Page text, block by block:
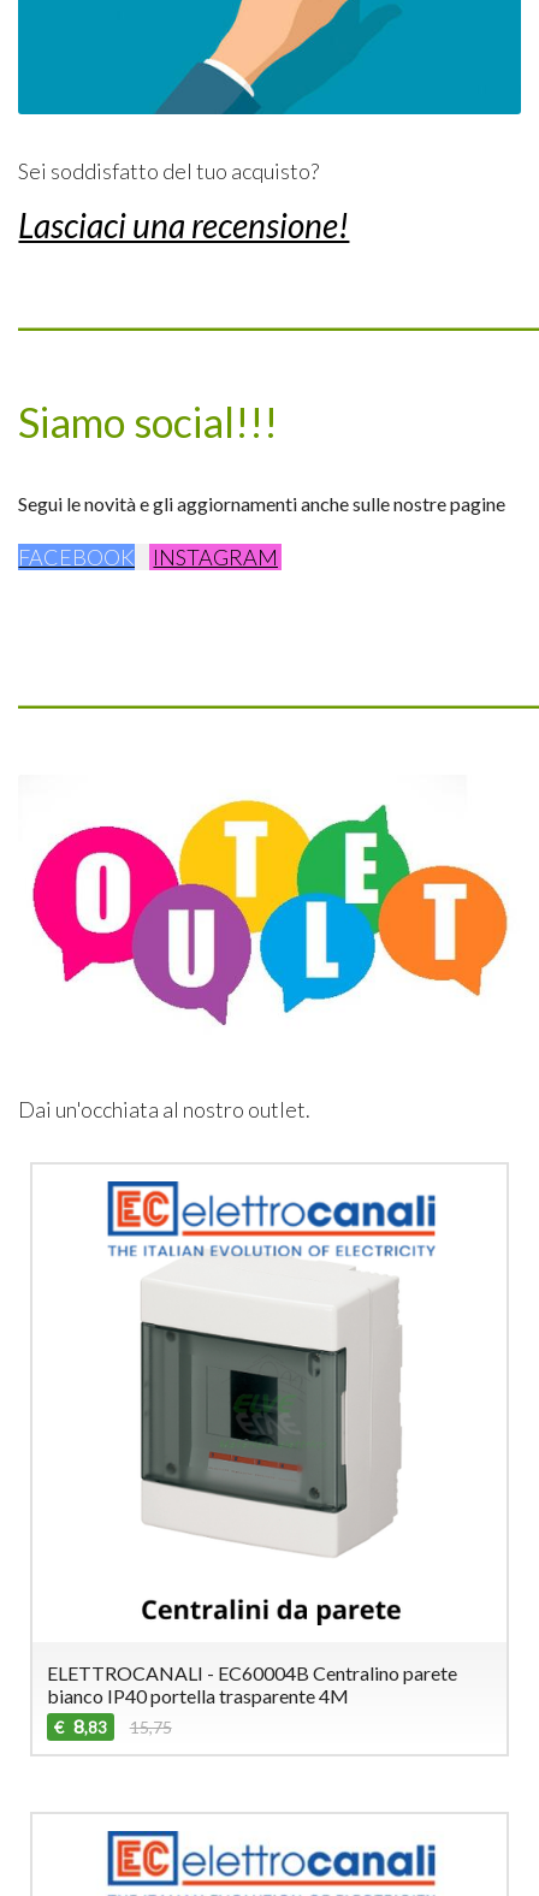
Sei soddisfatto del tuo acquisto?
Lasciaci una recensione!
Siamo social!!!
Segui le novità e gli aggiornamenti anche sulle nostre pagine
FACEBOOK INSTAGRAM
Dai un'occhiata al nostro outlet.
ELETTROCANALI - EC60004B Centralino parete
bianco IP40 portella trasparente 4M
€ 8,83 15,75